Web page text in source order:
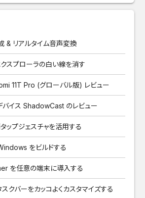
& リアルタイム音声変換
スプローラの白い線を消す
11T Pro (グローバル版) レビュー
イス ShadowCast のレビュー
ップジェスチャを活用する
をビルドする
を任意の端末に導入する
クバーをカッコよくカスタマイズする